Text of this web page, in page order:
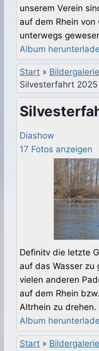
unserem Verein
auf dem Rhein von
unterwegs
Album
Start » Bildergalerie
Silvesterfahrt 2025
Diashow
17 Fotos anzeigen
Definitv die letzte
auf das Wasser zu
vielen anderen
auf dem Rhein
Altrhein zu drehen.
Album
Start » Bildergalerie